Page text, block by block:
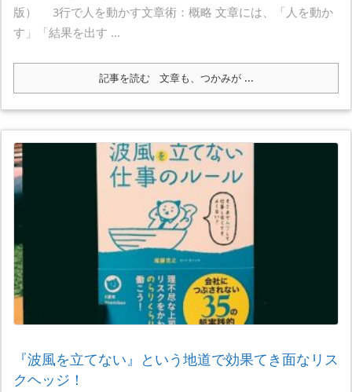
版） 3行で人を動かす文章術：概略 文章には、「人を動か
す」「結果を出す ...
記事を読む 文章も、つかみが ...
『波風を立てない』という地道で効果てき面なリス
クヘッジ！